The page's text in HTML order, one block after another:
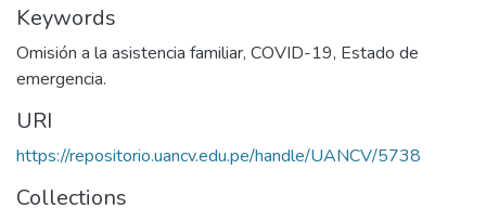
Keywords
Omisión a la asistencia familiar, COVID-19, Estado de
emergencia.
URI
https://repositorio.uancv.edu.pe/handle/UANCV/5738
Collections